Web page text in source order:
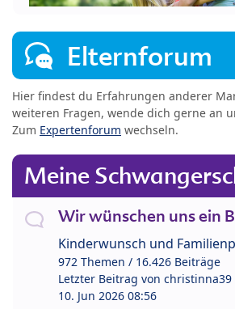
Elternforum
Hier findest du Erfahrungen anderer
weiteren Fragen, wende dich gerne an
Zum Expertenforum wechseln.
Meine
Wir wünschen uns ein
Kinderwunsch und
972 Themen / 16.426 Beiträge
Letzter Beitrag von christinna39
10. Jun 2026 08:56